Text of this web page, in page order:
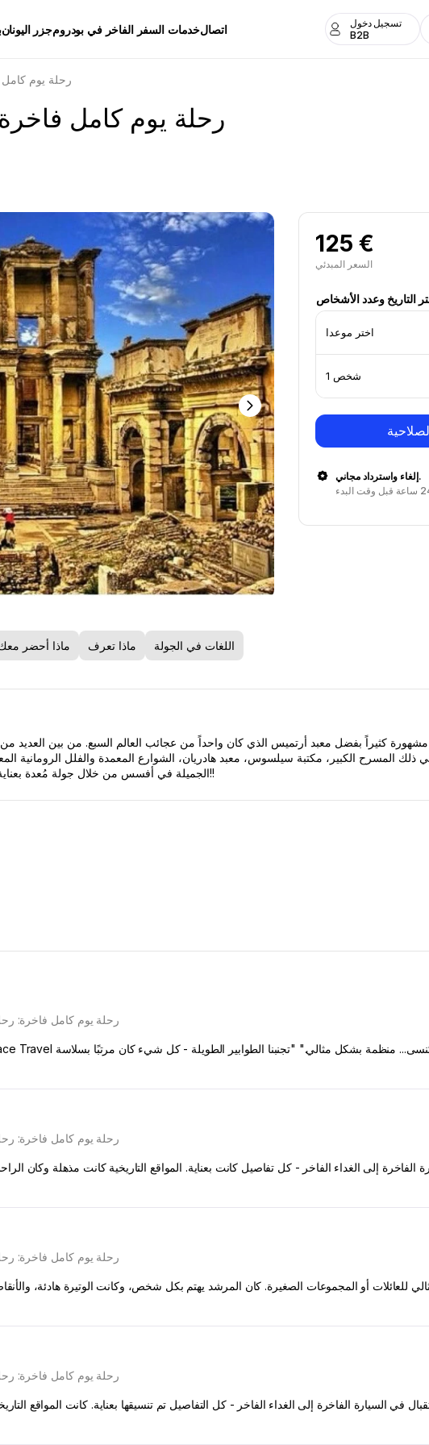
جزر اليونانخدمات السفر الفاخر في بودروماتصال
تسجيل دخول
B2B
رحلة يوم
رحلة يوم كامل
125 €
السعر المبدئي
التاريخ وعدد الأشخاص
اختر موعدا
1 شخص
إلغاء واسترداد مجاني.
ماذا أحضر ماذا تعرف اللغات في الجولة
الجميلة في أفسس من خلال جولة مُعدة بعناية ولغوص أعمق في الثقافة التركية، فهذه الجولة هي المناسبة لك!!
رحلة يوم كامل فاخرة:
رحلة يوم كامل فاخرة:
الفاخرة إلى الغداء الفاخر - كل تفاصيل كانت بعناية. المواقع التاريخية كانت مذهلة وكان
رحلة يوم كامل فاخرة:
رحلة يوم كامل فاخرة: